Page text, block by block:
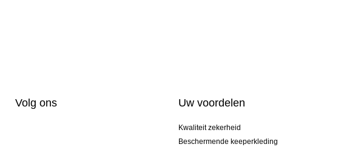
Volg ons Uw voordelen
Kwaliteit zekerheid
Beschermende keeperkleding